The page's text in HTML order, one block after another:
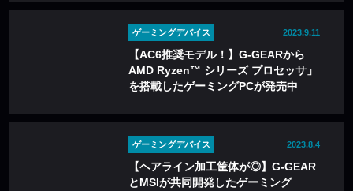
ゲーミングデバイス 2023.9.11
【AC6推奨モデル！】G-GEARから
AMD Ryzen™ シリーズ プロセッサ」
を搭載したゲーミングPCが発売中
ゲーミングデバイス 2023.8.4
【ヘアライン加工筐体が◎】G-GEAR
とMSIが共同開発したゲーミング